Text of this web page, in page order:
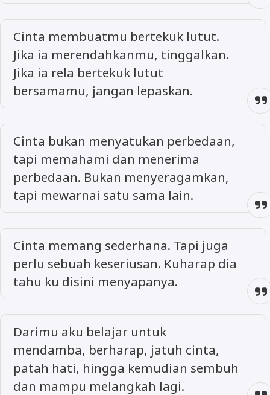
Cinta membuatmu bertekuk lutut.
Jika ia merendahkanmu, tinggalkan.
Jika ia rela bertekuk lutut
bersamamu, jangan lepaskan.
Cinta bukan menyatukan perbedaan,
tapi memahami dan menerima
perbedaan. Bukan menyeragamkan,
tapi mewarnai satu sama lain.
Cinta memang sederhana. Tapi juga
perlu sebuah keseriusan. Kuharap dia
tahu ku disini menyapanya.
Darimu aku belajar untuk
mendamba, berharap, jatuh cinta,
patah hati, hingga kemudian sembuh
dan mampu melangkah lagi.